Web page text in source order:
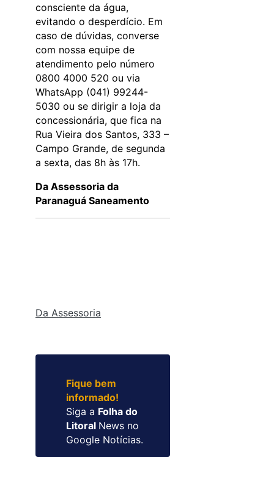
consciente da água,
evitando o desperdício. Em
caso de dúvidas, converse
com nossa equipe de
atendimento pelo número
0800 4000 520 ou via
WhatsApp (041) 99244-
5030 ou se dirigir a loja da
concessionária, que fica na
Rua Vieira dos Santos, 333 –
Campo Grande, de segunda
a sexta, das 8h às 17h.
Da Assessoria da
Paranaguá Saneamento
Da Assessoria
Fique bem
informado!
Siga a Folha do
Litoral News no
Google Notícias.